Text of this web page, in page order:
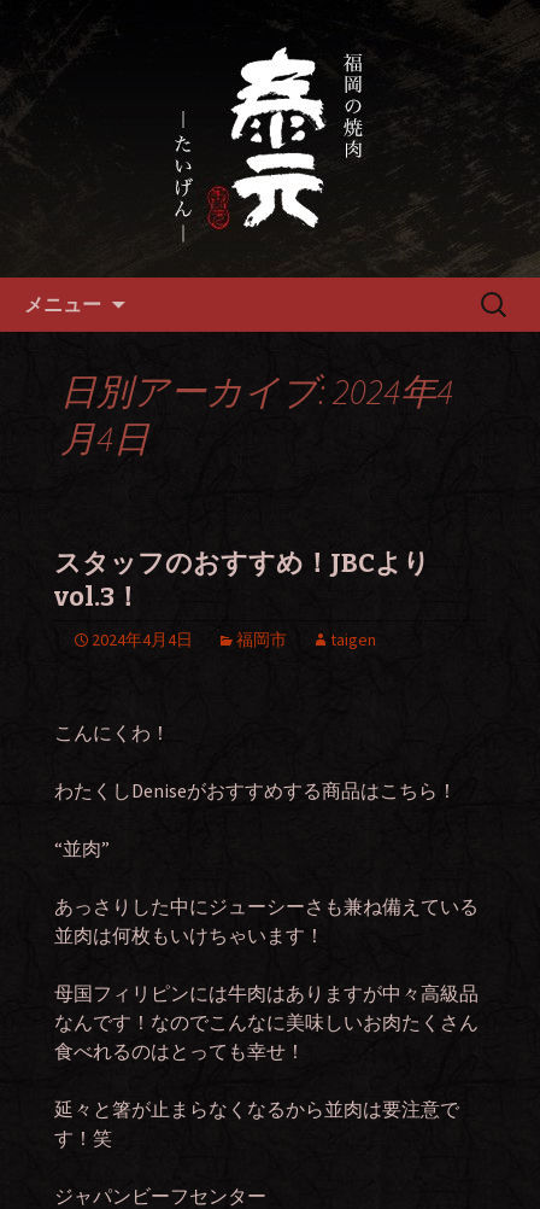
福岡市、畜産農家直送の厳選黒
毛和牛を愉しめる焼肉店
畜産農家直送の厳選肉が自慢の福岡市
の焼肉『泰元』
メニュー
検
日別アーカイブ: 2024年4
月4日
スタッフのおすすめ！JBCより
vol.3！
2024年4月4日 福岡市 taigen
こんにくわ！
わたくしDeniseがおすすめする商品はこちら！
“並肉”
あっさりした中にジューシーさも兼ね備えている
並肉は何枚もいけちゃいます！
母国フィリピンには牛肉はありますが中々高級品
なんです！なのでこんなに美味しいお肉たくさん
食べれるのはとっても幸せ！
延々と箸が止まらなくなるから並肉は要注意で
す！笑
ジャパンビーフセンター